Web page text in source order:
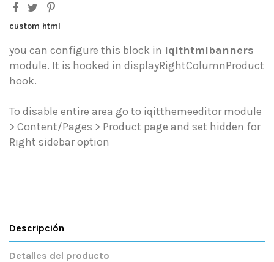
custom html
you can configure this block in iqithtmlbanners
module. It is hooked in displayRightColumnProduct
hook.
To disable entire area go to iqitthemeeditor module
> Content/Pages > Product page and set hidden for
Right sidebar option
Descripción
Detalles del producto